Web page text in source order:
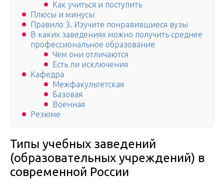
Как учиться и поступить
Плюсы и минусы
Правило 3. Изучите понравившиеся вузы
В каких заведениях можно получить среднее
профессиональное образование
Чем они отличаются
Есть ли исключения
Кафедра
Межфакультетская
Базовая
Военная
Резюме
Типы учебных заведений
(образовательных учреждений) в
современной России